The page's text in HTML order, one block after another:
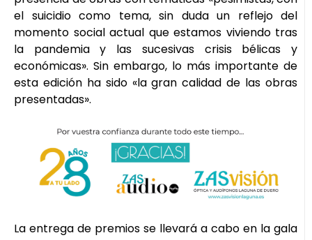
el suicidio como tema, sin duda un reflejo del
momento social actual que estamos viviendo tras
la pandemia y las sucesivas crisis bélicas y
económicas». Sin embargo, lo más importante de
esta edición ha sido «la gran calidad de las obras
presentadas».
La entrega de premios se llevará a cabo en la gala